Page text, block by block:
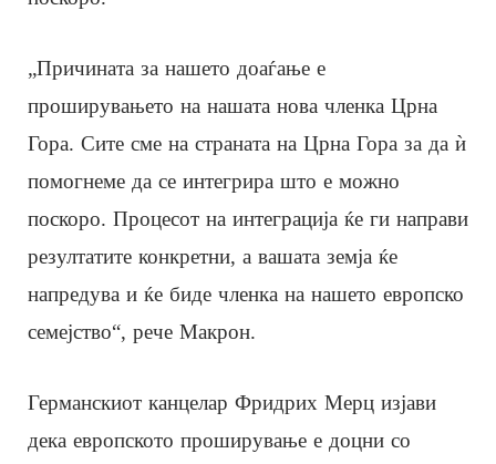
„Причината за нашето доаѓање е
проширувањето на нашата нова членка Црна
Гора. Сите сме на страната на Црна Гора за да ѝ
помогнеме да се интегрира што е можно
поскоро. Процесот на интеграција ќе ги направи
резултатите конкретни, а вашата земја ќе
напредува и ќе биде членка на нашето европско
семејство“, рече Макрон.
Германскиот канцелар Фридрих Мерц изјави
дека европското проширување е доцни со